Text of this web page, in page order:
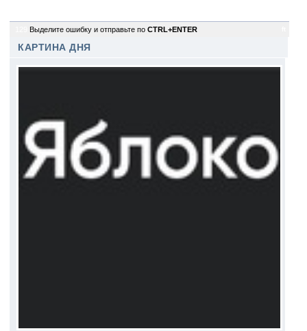
Выделите ошибку и отправьте по CTRL+ENTER
КАРТИНА ДНЯ